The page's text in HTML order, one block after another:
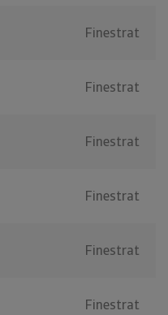
Finestrat
Finestrat
Finestrat
Finestrat
Finestrat
Finestrat